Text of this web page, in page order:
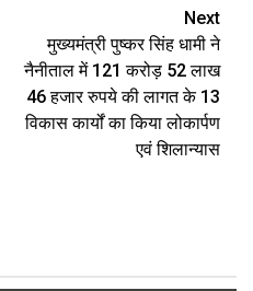
Next
मुख्यमंत्री पुष्कर सिंह धामी ने
नैनीताल में 121 करोड़ 52 लाख
46 हजार रुपये की लागत के 13
विकास कार्यों का किया लोकार्पण
एवं शिलान्यास